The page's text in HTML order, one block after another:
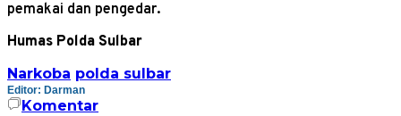
pemakai dan pengedar.
Humas Polda Sulbar
Narkoba polda sulbar
Editor: Darman
Komentar